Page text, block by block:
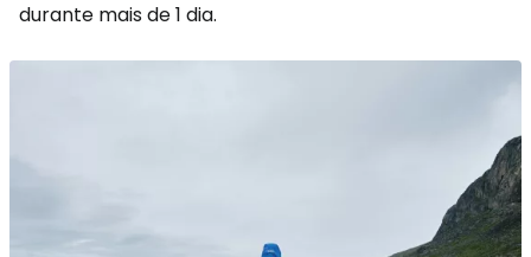
durante mais de 1 dia.